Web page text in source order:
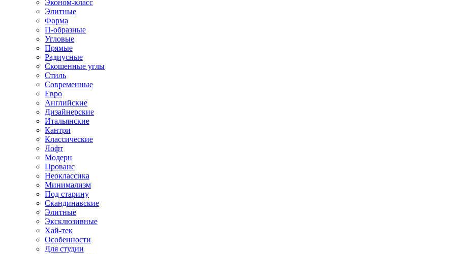
Эконом-класс
Элитные
Форма
П-образные
Угловые
Прямые
Радиусные
Скошенные углы
Стиль
Современные
Евро
Английские
Дизайнерские
Итальянские
Кантри
Классические
Лофт
Модерн
Прованс
Неоклассика
Минимализм
Под старину
Скандинавские
Элитные
Эксклюзивные
Хай-тек
Особенности
Для студии